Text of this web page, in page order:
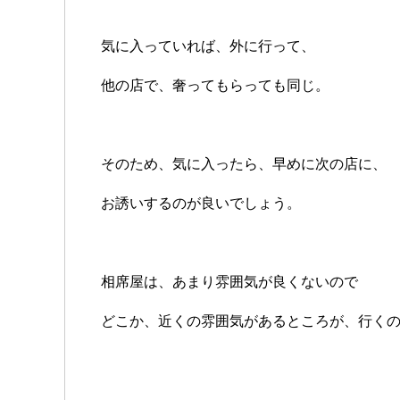
気に入っていれば、外に行って、
他の店で、奢ってもらっても同じ。
そのため、気に入ったら、早めに次の店に、
お誘いするのが良いでしょう。
相席屋は、あまり雰囲気が良くないので
どこか、近くの雰囲気があるところが、行くの